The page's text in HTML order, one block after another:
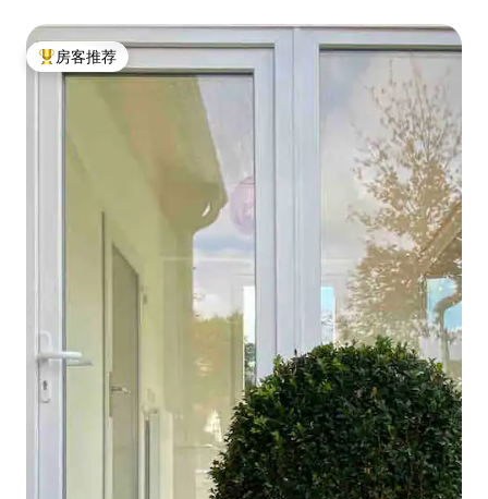
热门「房客推荐」
房客推荐